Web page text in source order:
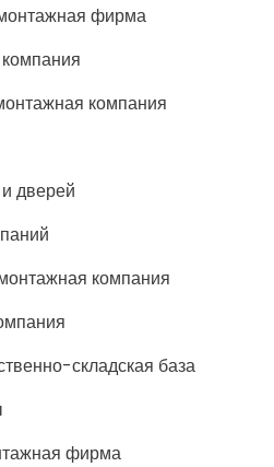
фирма
компания
дверей
компания
складская база
фирма